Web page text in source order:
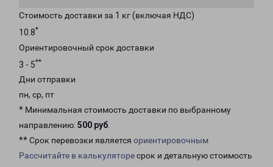
Стоимость доставки за 1 кг (включая НДС)
10.8*
Ориентировочный срок доставки
3 - 5**
Дни отправки
пн, ср, пт
* Минимальная стоимость доставки по выбранному
направлению: 500 руб.
** Срок перевозки является ориентировочным
Рассчитайте в калькуляторесрок и детальную стоимость